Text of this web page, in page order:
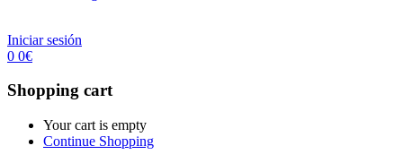
Iniciar sesión
0 0€
Shopping cart
Your cart is empty
Continue Shopping